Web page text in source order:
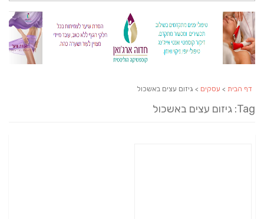
דף הבית > עסקים > גיזום עצים באשכול
Tag: גיזום עצים באשכול